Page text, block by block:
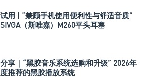
试用 | “兼顾手机使用便利性与舒适音质”
SIVGA（斯唯嘉）M260平头耳塞
分享｜“黑胶音乐系统选购和升级” 2026年
度推荐的黑胶播放系统